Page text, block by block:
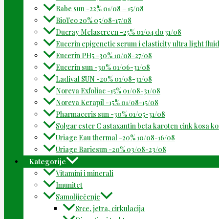
Babe sun -22% 01/08 – 15/08
BioTeo 20% 05/08-17/08
Ducray Melascreen -25% 01/04 do 31/08
Eucerin epigenetic serum i elasticity ultra light
Eucerin PH5 -30% 10/08-27/08
Eucerin sun -30% 01/06-31/08
Ladival SUN -20% 01/08-31/08
Noreva Exfoliac -15% 01/08-31/08
Noreva Kerapil -15% 01/08-15/08
Pharmaceris sun -30% 01/05-31/08
Solgar ester C astaxantin beta karoten cink kosa
Uriage Eau thermal -20% 10/08-16/08
Uriage Bariesun -20% 03/08-23/08
Kategorije
Vitamini i minerali
Imunitet
Samoliječenje
Srce, jetra, cirkulacija